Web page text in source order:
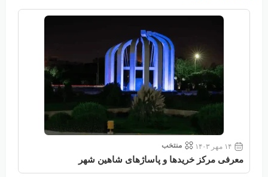
۱۴ مهر ۱۴۰۳ منتخب
معرفی مرکز خریدها و پاساژهای شاهین شهر